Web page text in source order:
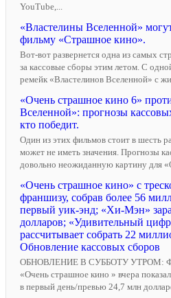
YouTube,...
«Властелины Вселенной»
фильму «Страшное кино».
Вот-вот развернется одна из самых
за кассовые сборы этим летом. С
ремейк «Властелинов Вселенной» с
«Очень страшное кино 6»
Вселенной»: прогнозы
кто победит.
Один из этих фильмов стоит в шесть
может не иметь значения. Прогнозы
довольно неожиданную картину для
«Очень страшное кино» с
франшизу, собрав более 56
первый уик-энд; «Хи-Мэн»
долларов; «Удивительный
рассчитывает собрать 22
Обновление кассовых сборов
ОБНОВЛЕНИЕ В СУББОТУ УТРОМ:
«Очень страшное кино » вчера
в первый день/превью 24,7 млн